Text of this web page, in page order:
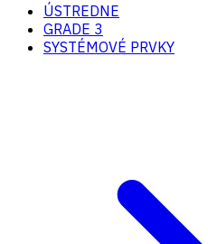
ÚSTREDNE
GRADE 3
SYSTÉMOVÉ PRVKY